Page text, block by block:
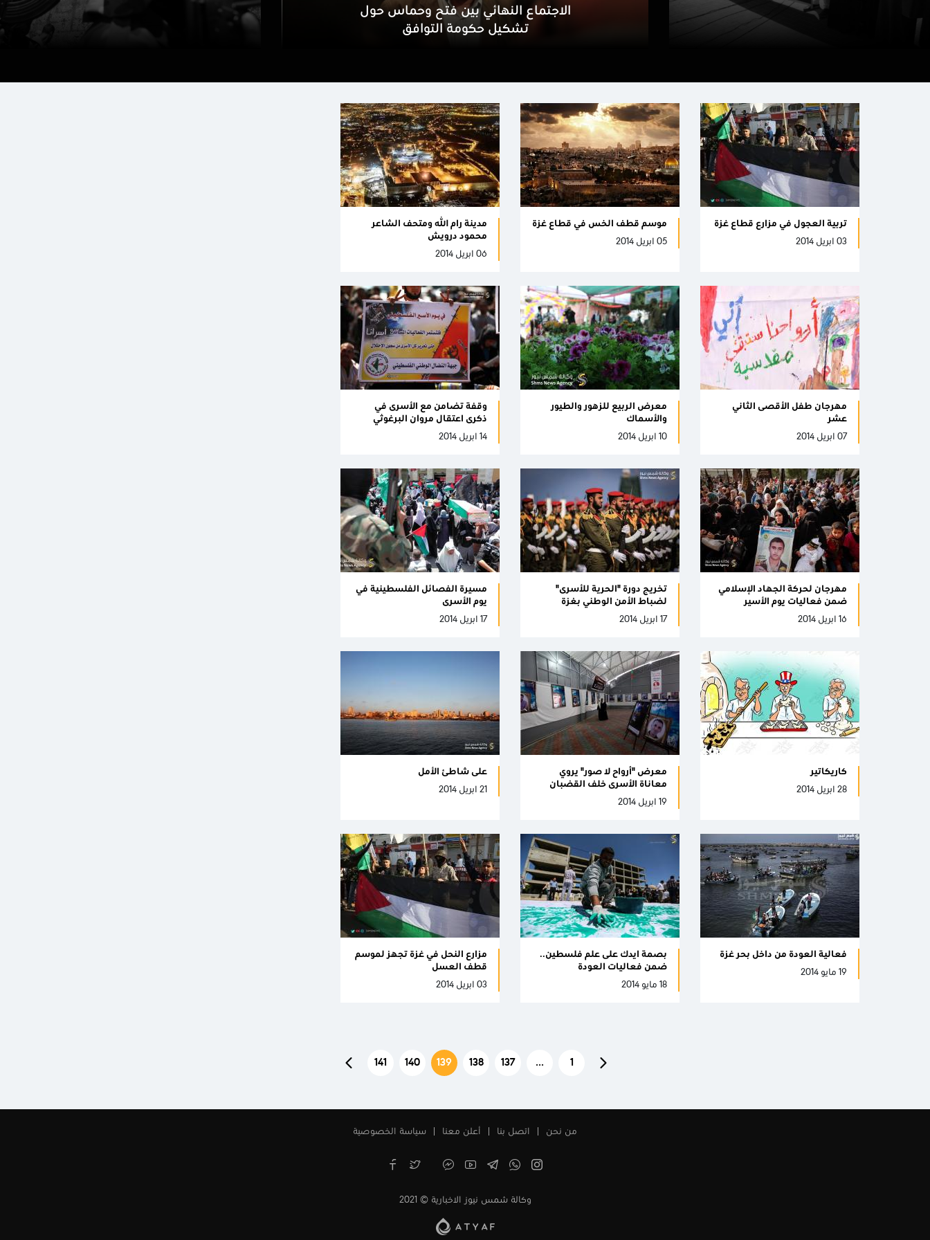
الاجتماع النهائي بين فتح وحماس حول
تشكيل حكومة التوافق
تربية العجول في مزارع قطاع غزة
03 ابريل 2014
موسم قطف الخس في قطاع غزة
05 ابريل 2014
مدينة رام الله ومتحف الشاعر
محمود درويش
06 ابريل 2014
مهرجان طفل الأقصى الثاني
عشر
07 ابريل 2014
معرض الربيع للزهور والطيور
والأسماك
10 ابريل 2014
وقفة تضامن مع الأسرى في
ذكرى اعتقال مروان البرغوثي
14 ابريل 2014
مهرجان لحركة الجهاد الإسلامي
ضمن فعاليات يوم الأسير
16 ابريل 2014
تخريج دورة "الحرية للأسرى"
لضباط الأمن الوطني بغزة
17 ابريل 2014
مسيرة الفصائل الفلسطينية في
يوم الأسرى
17 ابريل 2014
كاريكاتير
28 ابريل 2014
معرض "أرواح لا صور" يروي
معاناة الأسرى خلف القضبان
19 ابريل 2014
على شاطئ الأمل
21 ابريل 2014
فعالية العودة من داخل بحر غزة
19 مايو 2014
بصمة ايدك على علم فلسطين..
ضمن فعاليات العودة
18 مايو 2014
مزارع النحل في غزة تجهز لموسم
قطف العسل
03 ابريل 2014
1
...
137
138
139
140
141
من نحن اتصل بنا أعلن معنا سياسة الخصوصية
وكالة شمس نيوز الاخبارية © 2021